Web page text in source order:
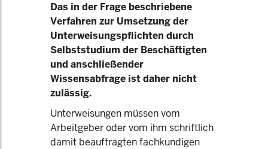
Das in der Frage beschriebene
Verfahren zur Umsetzung der
Unterweisungspflichten durch
Selbststudium der Beschäftigten
und anschließender
Wissensabfrage ist daher nicht
zulässig.
Unterweisungen müssen vom
Arbeitgeber oder vom ihm schriftlich
damit beauftragten fachkundigen